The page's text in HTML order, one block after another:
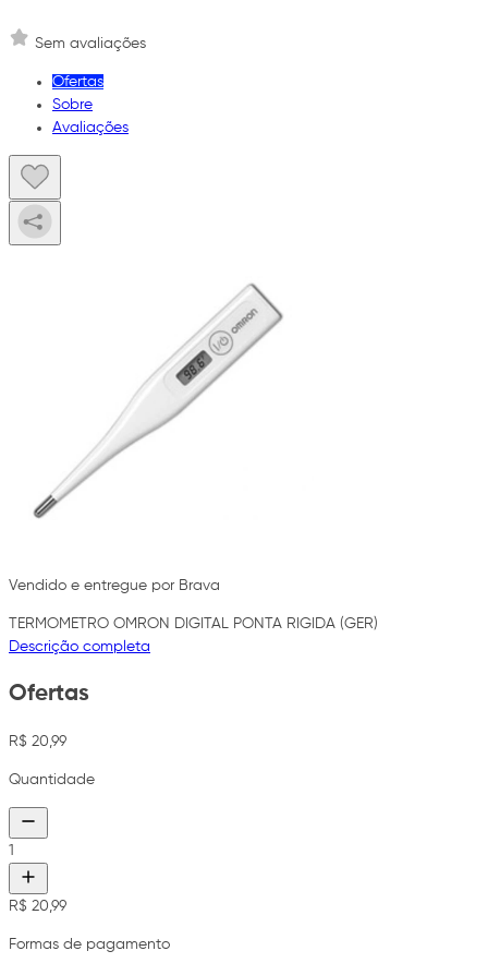
Sem avaliações
Ofertas
Sobre
Avaliações
Vendido e entregue por Brava
TERMOMETRO OMRON DIGITAL PONTA RIGIDA (GER)
Descrição completa
Ofertas
R$ 20,99
Quantidade
1
R$ 20,99
Formas de pagamento